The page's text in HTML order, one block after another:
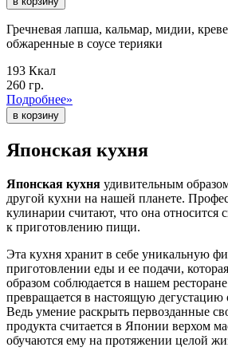
Гречневая лапша, кальмар, мидии,
обжаренные в соусе терияки
193 Ккал
260 гр.
Подробнее»
Японская кухня
Японская кухня удивительным
другой кухни на нашей планете.
кулинарии считают, что она относится
к приготовлению пищи.
Эта кухня хранит в себе уникальную
приготовлении еды и ее подачи,
образом соблюдается в нашем
превращается в настоящую
Ведь умение раскрыть первозданные
продукта считается в Японии верхом
обучаются ему на протяжении целой